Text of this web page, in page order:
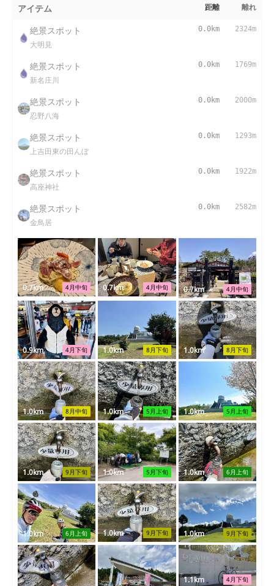
アイテム 距離 離れ
絶景スポット
大明見
0.0km 2324m
絶景スポット
新名庄川
0.0km 1769m
絶景スポット
忍野八海
0.0km 2000m
絶景スポット
上吉田東の田んぼ
0.0km 1293m
絶景スポット
高座神社
0.0km 1922m
絶景スポット
金鳥居
0.0km 2582m
4月中旬
0.7km 4月中旬
0.7km 4月中旬
0.7km
4月下旬
0.9km 8月下旬
1.0km 8月下旬
1.0km
8月中旬
1.0km 5月上旬
1.0km 5月上旬
1.0km
9月下旬
1.0km 5月下旬
1.0km 6月上旬
1.0km
6月上旬
1.0km 9月下旬
1.0km 9月下旬
1.0km
4月下旬
1.1km